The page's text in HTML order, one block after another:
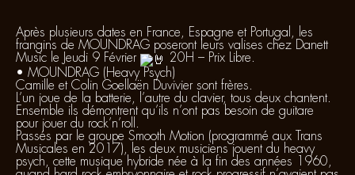
Après plusieurs dates en France, Espagne et Portugal, les
frangins de MOUNDRAG poseront leurs valises chez Danett
Music le Jeudi 9 Février
20H – Prix Libre.
• MOUNDRAG (Heavy Psych)
Camille et Colin Goellaën Duvivier sont frères.
L’un joue de la batterie, l’autre du clavier, tous deux chantent.
Ensemble ils démontrent qu’ils n’ont pas besoin de guitare
pour jouer du rock’n’roll.
Passés par le groupe Smooth Motion (programmé aux Trans
Musicales en 2017), les deux musiciens jouent du heavy
psych, cette musique hybride née à la fin des années 1960,